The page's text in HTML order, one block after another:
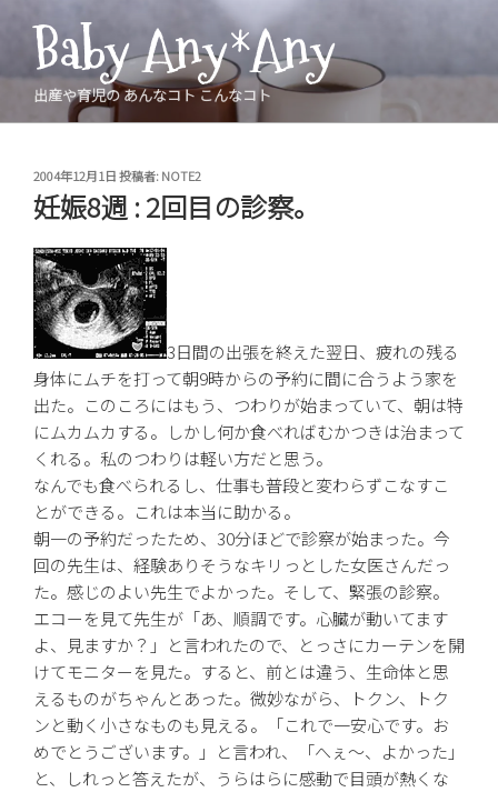
ツ
Baby Any*Any
出産や育児の あんなコト こんなコト
投
稿
日:
2004年12月1日投稿者:NOTE2
妊娠8週 : 2回目の診察。
3日間の出張を終えた翌日、疲れの残る
身体にムチを打って朝9時からの予約に間に合うよう家を
出た。このころにはもう、つわりが始まっていて、朝は特
にムカムカする。しかし何か食べればむかつきは治まって
くれる。私のつわりは軽い方だと思う。
なんでも食べられるし、仕事も普段と変わらずこなすこ
とができる。これは本当に助かる。
朝一の予約だったため、30分ほどで診察が始まった。今
回の先生は、経験ありそうなキリっとした女医さんだっ
た。感じのよい先生でよかった。そして、緊張の診察。
エコーを見て先生が「あ、順調です。心臓が動いてます
よ、見ますか？」と言われたので、とっさにカーテンを開
けてモニターを見た。すると、前とは違う、生命体と思
えるものがちゃんとあった。微妙ながら、トクン、トク
ンと動く小さなものも見える。「これで一安心です。お
めでとうございます。」と言われ、「へぇ〜、よかった」
と、しれっと答えたが、うらはらに感動で目頭が熱くな